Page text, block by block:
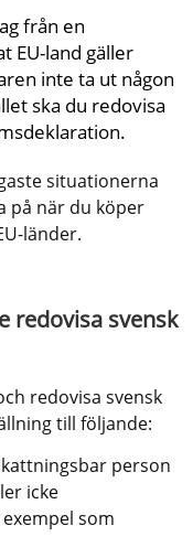
från en
EU-land gäller
inte ta ut någon
ska du redovisa
situationerna
på när du köper
länder.
redovisa svensk
redovisa svensk
till följande:
person
icke
som